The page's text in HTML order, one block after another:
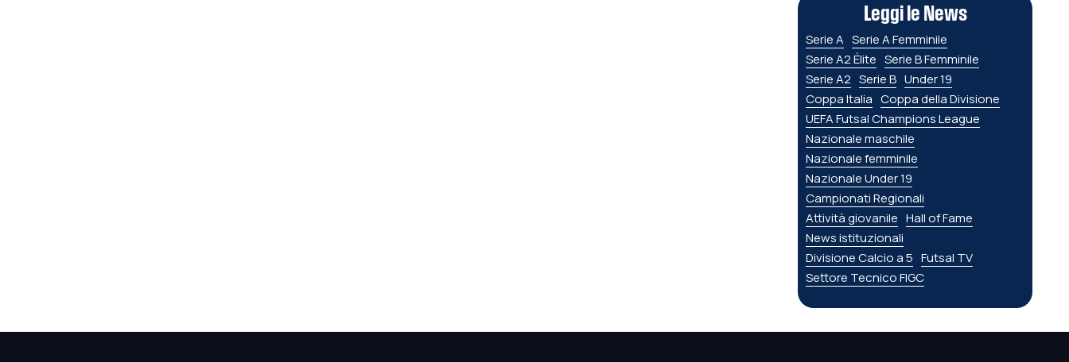
Leggi le News
Serie A Serie A Femminile
Serie A2 Élite Serie B Femminile
Serie A2 Serie B Under 19
Coppa Italia Coppa della Divisione
UEFA Futsal Champions League
Nazionale maschile
Nazionale femminile
Nazionale Under 19
Campionati Regionali
Attività giovanile Hall of Fame
News istituzionali
Divisione Calcio a 5 Futsal TV
Settore Tecnico FIGC